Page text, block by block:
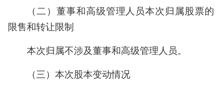
（二）董事和高级管理人员本次归属股票的
限售和转让限制
本次归属不涉及董事和高级管理人员。
（三）本次股本变动情况